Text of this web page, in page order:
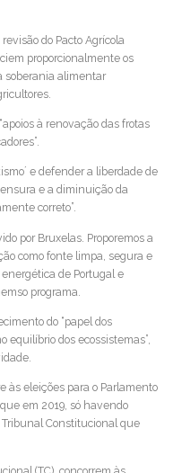
do Pacto Agrícola
proporcionalmente os
soberania alimentar
à renovação das frotas
e defender a liberdade de
e a diminuição da
correto”.
por Bruxelas. Proporemos a
como fonte limpa, segura e
de Portugal e
programa.
do “papel dos
dos ecossistemas”,
às eleições para o Parlamento
em 2019, só havendo
Constitucional que